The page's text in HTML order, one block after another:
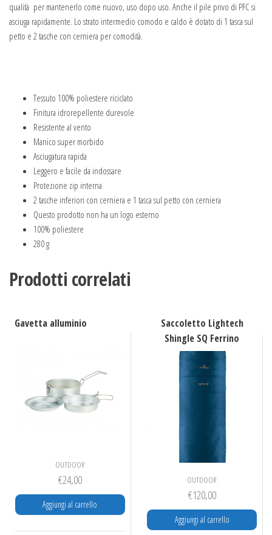
qualità per mantenerlo come nuovo, uso dopo uso. Anche il pile privo di PFC si
asciuga rapidamente. Lo strato intermedio comodo e caldo è dotato di 1 tasca sul
petto e 2 tasche con cerniera per comodità.
Tessuto 100% poliestere riciclato
Finitura idrorepellente durevole
Resistente al vento
Manico super morbido
Asciugatura rapida
Leggero e facile da indossare
Protezione zip interna
2 tasche inferiori con cerniera e 1 tasca sul petto con cerniera
Questo prodotto non ha un logo esterno
100% poliestere
280 g
Prodotti correlati
Gavetta alluminio
OUTDOOR
€24,00
Aggiungi al carrello
Saccoletto Lightech
Shingle SQ Ferrino
OUTDOOR
€120,00
Aggiungi al carrello